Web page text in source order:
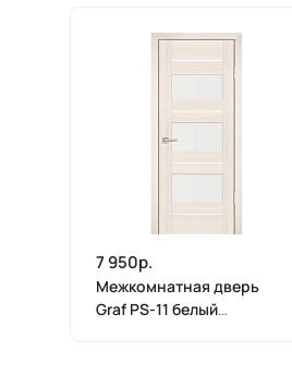
7 950р.
Межкомнатная дверь
Graf PS-11 белый